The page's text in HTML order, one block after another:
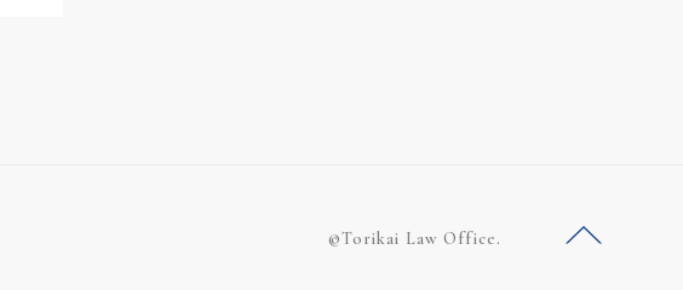
©Torikai Law Office.